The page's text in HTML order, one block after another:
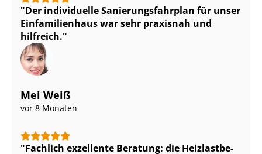
Der individuelle Sa­nie­rungs­fahr­plan für unser
Einfamilienhaus war sehr praxisnah und
hilfreich.
Mei Weiß
vor 8 Monaten
Fachlich exzellente Beratung: die Heiz­last­be­